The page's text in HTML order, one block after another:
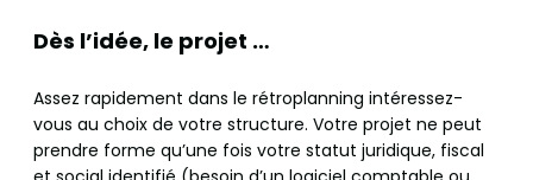
Dès l’idée, le projet …
Assez rapidement dans le rétroplanning intéressez-
vous au choix de votre structure. Votre projet ne peut
prendre forme qu’une fois votre statut juridique, fiscal